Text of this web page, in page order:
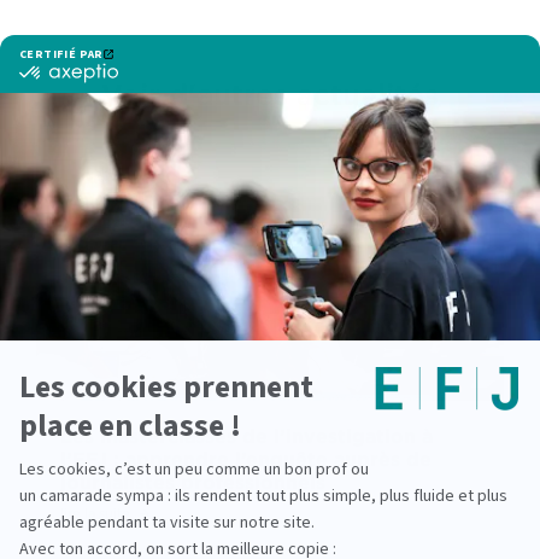
Voir d'autres actualités
Les masterclasses de l’investigation à
l’EFJ : apprendre l’enquête auprès de
journalistes professionnels
lire la suite